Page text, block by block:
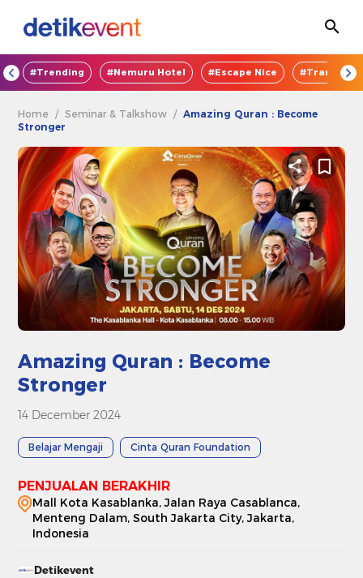
#Trending #Nemuru Hotel #Escape Nice
Home /Seminar & Talkshow /Amazing Quran : Become
Stronger
Amazing Quran : Become
Stronger
14 December 2024
Belajar Mengaji Cinta Quran Foundation
PENJUALAN BERAKHIR
Mall Kota Kasablanka, Jalan Raya Casablanca,
Menteng Dalam, South Jakarta City, Jakarta,
Indonesia
Detikevent